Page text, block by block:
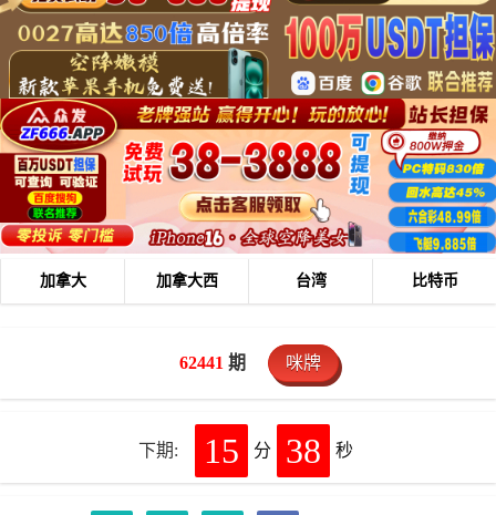
加拿大 加拿大西 台湾 比特币
62441 期 咪牌
下期: 15 分 38 秒